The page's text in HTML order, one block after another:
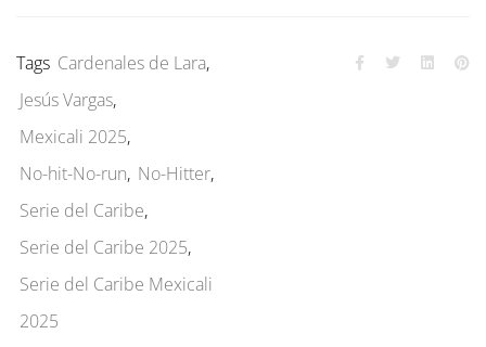
Tags Cardenales de Lara,
Jesús Vargas,
Mexicali 2025,
No-hit-No-run, No-Hitter,
Serie del Caribe,
Serie del Caribe 2025,
Serie del Caribe Mexicali
2025